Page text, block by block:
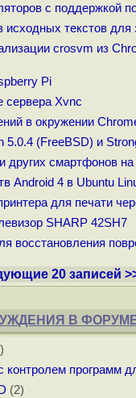
с поддержкой
текстов для
crosvm из
Pi
сервера Xvnc
в окружении
5.0.4 (FreeBSD) и
других смартфонов
Android 4 в Ubuntu
для печати
SHARP 42SH7
восстановления
20 записей
В
контролем программ
(2)